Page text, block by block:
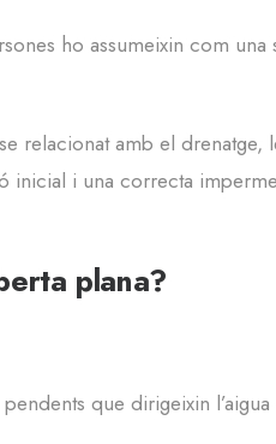
ho assumeixin com
relacionat amb el
i una correcta
plana?
que dirigeixin